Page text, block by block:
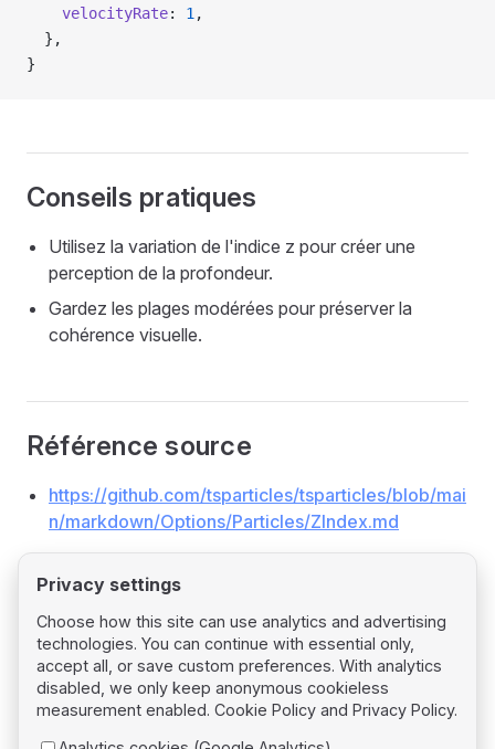
    velocityRate
: 1 ,
  },
}
Conseils pratiques
Utilisez la variation de l'indice z pour créer une
perception de la profondeur.
Gardez les plages modérées pour préserver la
cohérence visuelle.
Référence source
https://github.com/tsparticles/tsparticles/blob/mai
n/markdown/Options/Particles/ZIndex.md
PagerPrevious page
Particles Opacity
Privacy settings
Choose how this site can use analytics and advertising
technologies. You can continue with essential only,
accept all, or save custom preferences. With analytics
disabled, we only keep anonymous cookieless
measurement enabled. Cookie Policy and Privacy Policy.